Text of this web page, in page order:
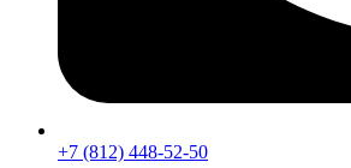
+7 (812) 448-52-50